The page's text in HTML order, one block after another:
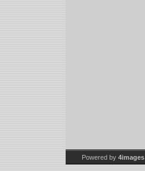
Powered by 4images